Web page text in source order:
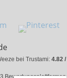
bei Trustami: 4.82 /
Bewertungsplattformen